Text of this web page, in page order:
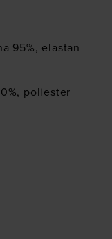
95%, elastan
poliester